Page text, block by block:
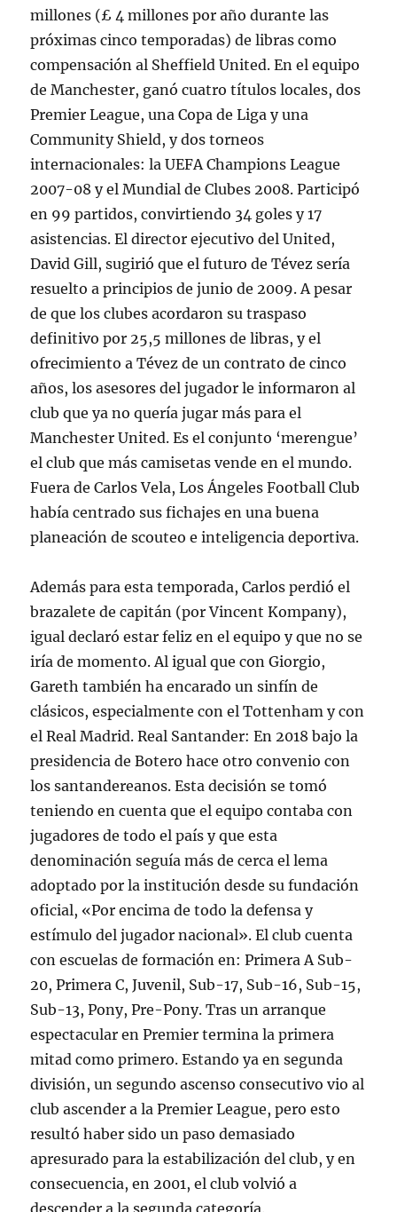
millones (£ 4 millones por año durante las
próximas cinco temporadas) de libras como
compensación al Sheffield United. En el equipo
de Manchester, ganó cuatro títulos locales, dos
Premier League, una Copa de Liga y una
Community Shield, y dos torneos
internacionales: la UEFA Champions League
2007-08 y el Mundial de Clubes 2008. Participó
en 99 partidos, convirtiendo 34 goles y 17
asistencias. El director ejecutivo del United,
David Gill, sugirió que el futuro de Tévez sería
resuelto a principios de junio de 2009. A pesar
de que los clubes acordaron su traspaso
definitivo por 25,5 millones de libras, y el
ofrecimiento a Tévez de un contrato de cinco
años, los asesores del jugador le informaron al
club que ya no quería jugar más para el
Manchester United. Es el conjunto ‘merengue’
el club que más camisetas vende en el mundo.
Fuera de Carlos Vela, Los Ángeles Football Club
había centrado sus fichajes en una buena
planeación de scouteo e inteligencia deportiva.
Además para esta temporada, Carlos perdió el
brazalete de capitán (por Vincent Kompany),
igual declaró estar feliz en el equipo y que no se
iría de momento. Al igual que con Giorgio,
Gareth también ha encarado un sinfín de
clásicos, especialmente con el Tottenham y con
el Real Madrid. Real Santander: En 2018 bajo la
presidencia de Botero hace otro convenio con
los santandereanos. Esta decisión se tomó
teniendo en cuenta que el equipo contaba con
jugadores de todo el país y que esta
denominación seguía más de cerca el lema
adoptado por la institución desde su fundación
oficial, «Por encima de todo la defensa y
estímulo del jugador nacional». El club cuenta
con escuelas de formación en: Primera A Sub-
20, Primera C, Juvenil, Sub-17, Sub-16, Sub-15,
Sub-13, Pony, Pre-Pony. Tras un arranque
espectacular en Premier termina la primera
mitad como primero. Estando ya en segunda
división, un segundo ascenso consecutivo vio al
club ascender a la Premier League, pero esto
resultó haber sido un paso demasiado
apresurado para la estabilización del club, y en
consecuencia, en 2001, el club volvió a
descender a la segunda categoría.